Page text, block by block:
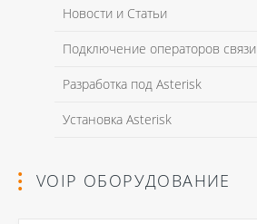
Новости и Статьи
Подключение операторов связи
Разработка под Asterisk
Установка Asterisk
VOIP ОБОРУДОВАНИЕ